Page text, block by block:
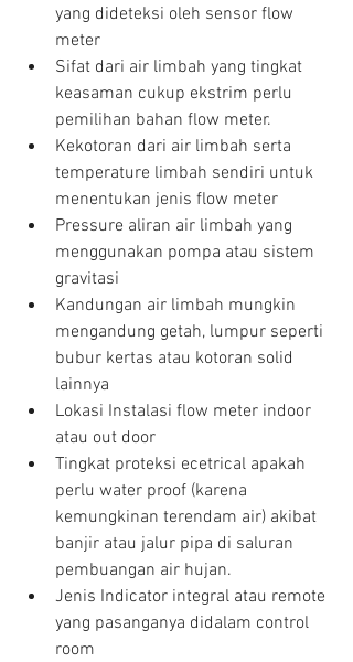
yang dideteksi oleh sensor flow
meter
Sifat dari air limbah yang tingkat
keasaman cukup ekstrim perlu
pemilihan bahan flow meter.
Kekotoran dari air limbah serta
temperature limbah sendiri untuk
menentukan jenis flow meter
Pressure aliran air limbah yang
menggunakan pompa atau sistem
gravitasi
Kandungan air limbah mungkin
mengandung getah, lumpur seperti
bubur kertas atau kotoran solid
lainnya
Lokasi Instalasi flow meter indoor
atau out door
Tingkat proteksi ecetrical apakah
perlu water proof (karena
kemungkinan terendam air) akibat
banjir atau jalur pipa di saluran
pembuangan air hujan.
Jenis Indicator integral atau remote
yang pasanganya didalam control
room